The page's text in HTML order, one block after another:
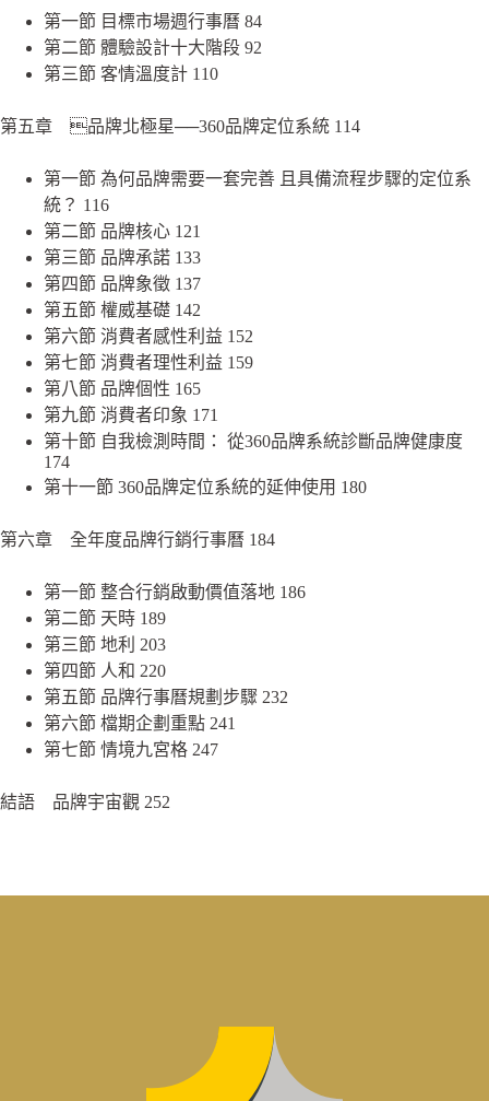
第一節 目標市場週行事曆 84
第二節 體驗設計十大階段 92
第三節 客情溫度計 110
第五章 品牌北極星──360品牌定位系統 114
第一節 為何品牌需要一套完善 且具備流程步驟的定位系
統？ 116
第二節 品牌核心 121
第三節 品牌承諾 133
第四節 品牌象徵 137
第五節 權威基礎 142
第六節 消費者感性利益 152
第七節 消費者理性利益 159
第八節 品牌個性 165
第九節 消費者印象 171
第十節 自我檢測時間： 從360品牌系統診斷品牌健康度
174
第十一節 360品牌定位系統的延伸使用 180
第六章 全年度品牌行銷行事曆 184
第一節 整合行銷啟動價值落地 186
第二節 天時 189
第三節 地利 203
第四節 人和 220
第五節 品牌行事曆規劃步驟 232
第六節 檔期企劃重點 241
第七節 情境九宮格 247
結語 品牌宇宙觀 252